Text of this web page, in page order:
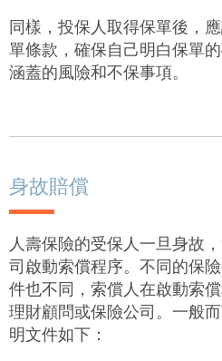
同樣，投保人取得保單後，
單條款，確保自己明白保單
涵蓋的風險和不保事項。
身故賠償
人壽保險的受保人一旦身故
司啟動索償程序。不同的保
件也不同，索償人在啟動索
理財顧問或保險公司。一般
明文件如下：